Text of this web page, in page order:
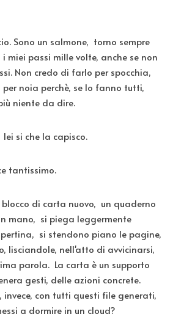
Sono un salmone,  torno sempre
miei passi mille volte, anche se non
Non credo di farlo per spocchia,
noia perchè, se lo fanno tutti,
niente da dire.
lei si che la capisco.
tantissimo.
blocco di carta nuovo,  un quaderno
mano,  si piega leggermente
si stendono piano le pagine,
lisciandole, nell'atto di avvicinarsi,
parola.  La carta è un supporto
gesti, delle azioni concrete.
invece, con tutti questi file generati,
a dormire in un cloud?